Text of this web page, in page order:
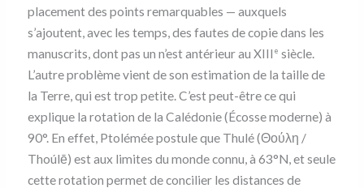
placement des points remarquables — auxquels
s’ajoutent, avec les temps, des fautes de copie dans les
manuscrits, dont pas un n’est antérieur au XIII e siècle.
L’autre problème vient de son estimation de la taille de
la Terre, qui est trop petite. C’est peut-être ce qui
explique la rotation de la Calédonie (Écosse moderne) à
90°. En effet, Ptolémée postule que Thulé (Θούλη /
Thoúlē) est aux limites du monde connu, à 63°N, et seule
cette rotation permet de concilier les distances de